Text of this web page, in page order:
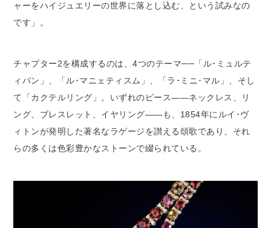
ャーをハイジュエリーの世界に落とし込む、という試みなの
です」。
チャプター2を構成するのは、4つのテーマ──「ル･ミュルテ
ィパン」、「ル･マニェティスム」、「ラ･ミニ･マル」、そし
て「カクテルリング」。いずれのピース――ネックレス、リ
ング、ブレスレット、イヤリング――も、1854年にルイ･ヴ
ィトンが発明した著名なラゲージを讃える頌歌であり、それ
らの多くは色彩豊かなストーンで綴られている。